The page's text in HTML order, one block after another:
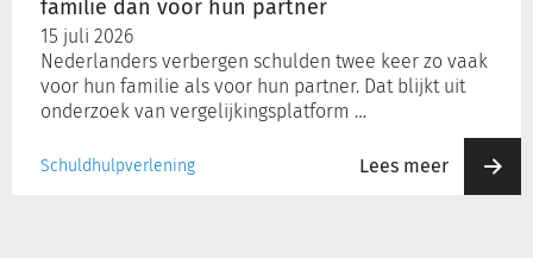
familie dan voor hun partner
15 juli 2026
Nederlanders verbergen schulden twee keer zo vaak
voor hun familie als voor hun partner. Dat blijkt uit
onderzoek van vergelijkingsplatform …
Schuldhulpverlening Lees meer